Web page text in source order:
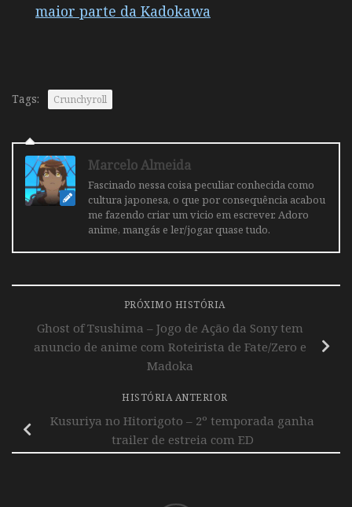
maior parte da Kadokawa
Tags: Crunchyroll
Marcelo Almeida
Fascinado nessa coisa peculiar conhecida como
cultura japonesa, o que por consequência acabou
me fazendo criar um vicio em escrever. Adoro
anime, mangás e ler/jogar quase tudo.
PRÓXIMO HISTÓRIA
Ghost of Tsushima – Jogo de Ação da Sony tem
anuncio de anime com Roteirista de Fate/Zero e
Madoka
HISTÓRIA ANTERIOR
Kusuriya no Hitorigoto – 2º temporada ganha
trailer de estreia com ED